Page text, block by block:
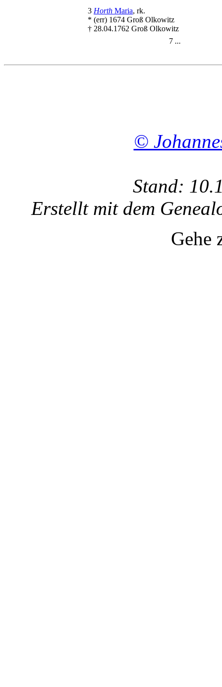
3 Horth Maria, rk.
* (err) 1674 Groß Olkowitz
† 28.04.1762 Groß Olkowitz
7 ...
©
Stand:
Erstellt mit dem
Gehe